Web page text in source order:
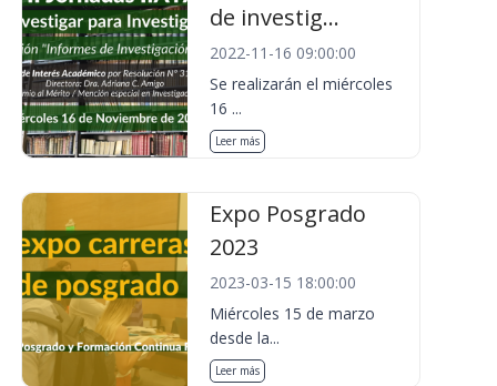
de investig...
2022-11-16 09:00:00
Se realizarán el miércoles
16 ...
Leer más
Expo Posgrado
2023
2023-03-15 18:00:00
Miércoles 15 de marzo
desde la...
Leer más